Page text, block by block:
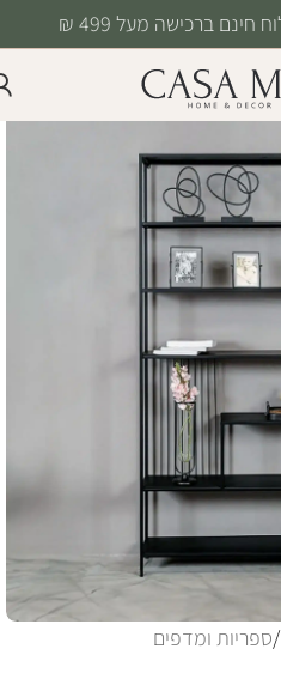
ברכישה מעל 499 ₪
/ספריות ומדפים